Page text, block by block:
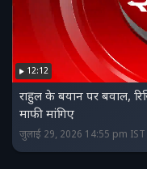
12:12
राहुल के बयान पर बवाल,
माफी मांगिए
जुलाई 29, 2026 14:55 pm IST